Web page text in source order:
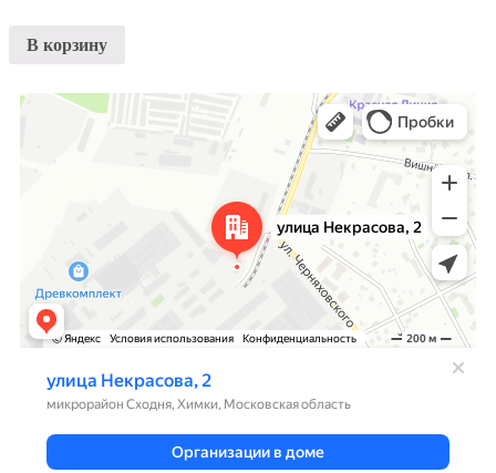
В корзину
Химки
Яндекс Карты — транспорт, навигация, поиск мест